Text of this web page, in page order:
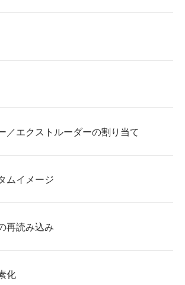
／エクストルーダーの割り当て
ムイメージ
再読み込み
化